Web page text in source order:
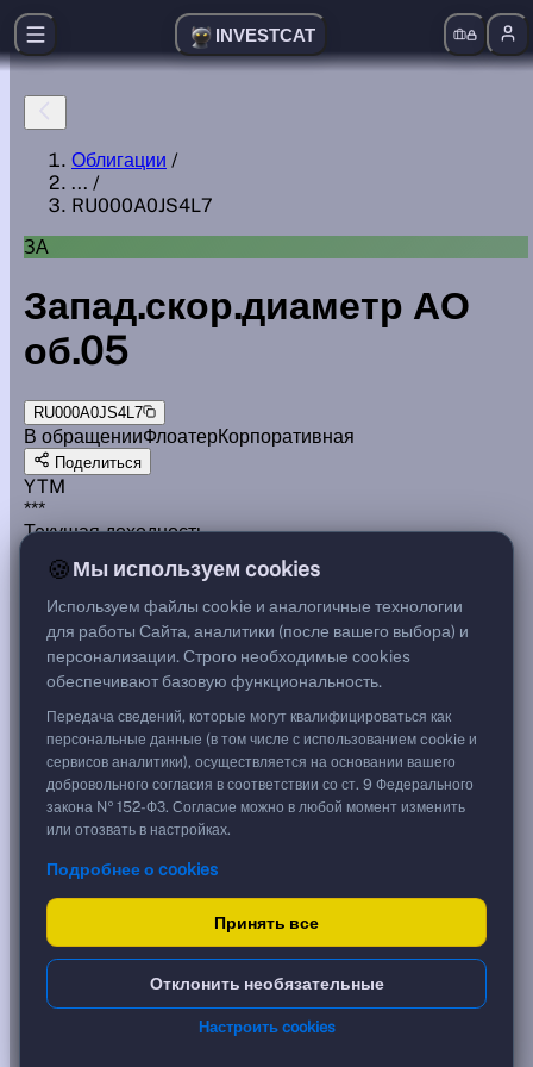
INVESTCAT
Облигации /
... /
RU000A0JS4L7
ЗА
Запад.скор.диаметр АО
об.05
RU000A0JS4L7
В обращенииФлоатерКорпоративная
Поделиться
YTM
***
Текущая доходность
8,38%
G спред
117,07 %
1 170,70 ₽
Срок, лет
5,49
Дюрация, лет
4,26
Рейтинг
Тип
Флоатер
Доходность и цена
YTM эффективная ?
🍪Мы используем cookies
Используем файлы cookie и аналогичные технологии
для работы Сайта, аналитики (после вашего выбора) и
персонализации. Строго необходимые cookies
обеспечивают базовую функциональность.
Передача сведений, которые могут квалифицироваться как
персональные данные (в том числе с использованием cookie и
сервисов аналитики), осуществляется на основании вашего
добровольного согласия в соответствии со ст. 9 Федерального
закона № 152-ФЗ. Согласие можно в любой момент изменить
или отозвать в настройках.
Подробнее о cookies
Принять все
Отклонить необязательные
Настроить cookies